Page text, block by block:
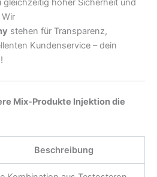
gleichzeitig hoher Sicherheit und
stehen für Transparenz,
Kundenservice – dein
Mix-Produkte Injektion die
Beschreibung